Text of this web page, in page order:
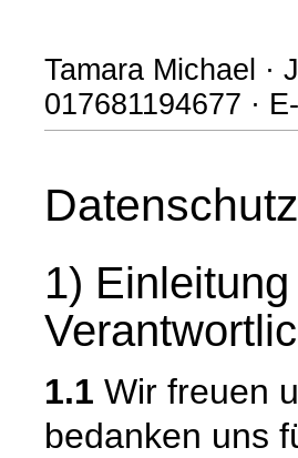
Tamara Michael ·
017681194677 ·
1)
1.1 Wir freuen
bedanken uns